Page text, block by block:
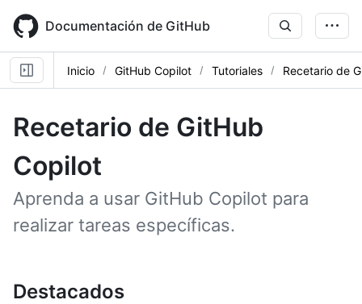
main
content
Documentación de GitHub
Inicio GitHub Copilot Tutoriales Recetario de
Recetario de GitHub
Copilot
Aprenda a usar GitHub Copilot para
realizar tareas específicas.
Destacados